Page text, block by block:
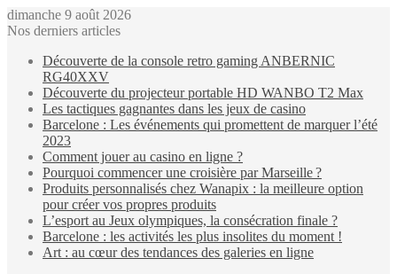
dimanche 9 août 2026
Nos derniers articles
Découverte de la console retro gaming ANBERNIC
RG40XXV
Découverte du projecteur portable HD WANBO T2 Max
Les tactiques gagnantes dans les jeux de casino
Barcelone : Les événements qui promettent de marquer l’été
2023
Comment jouer au casino en ligne ?
Pourquoi commencer une croisière par Marseille ?
Produits personnalisés chez Wanapix : la meilleure option
pour créer vos propres produits
L’esport au Jeux olympiques, la consécration finale ?
Barcelone : les activités les plus insolites du moment !
Art : au cœur des tendances des galeries en ligne